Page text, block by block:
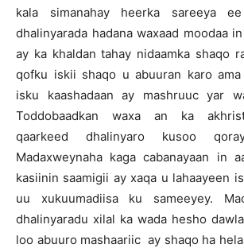
kala simanahay heerka sareeya ee
dhalinyarada hadana waxaad moodaa
ay ka khaldan tahay nidaamka shaqo
qofku iskii shaqo u abuuran karo
isku kaashadaan ay mashruuc yar
Toddobaadkan waxa an ka
qaarkeed dhalinyaro kusoo
Madaxweynaha kaga cabanayaan in
kasiinin saamigii ay xaqa u lahaayeen
uu xukuumadiisa ku sameeyey.
dhalinyaradu xilal ka wada hesho
loo abuuro mashaariic ay shaqo ha